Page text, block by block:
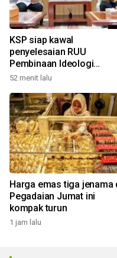
KSP siap kawal
penyelesaian RUU
Pembinaan Ideologi
Pancasila
52 menit lalu
Harga emas tiga jenama
Pegadaian Jumat ini
kompak turun
1 jam lalu